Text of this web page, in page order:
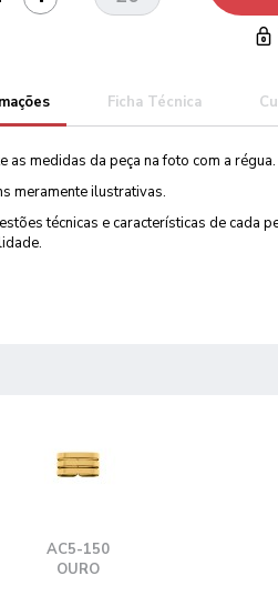
Ficha Técnica
as medidas da peça na foto com a régua.
meramente ilustrativas.
técnicas e características de cada
AC5-150
OURO